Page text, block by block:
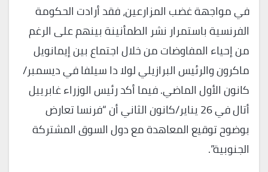
في مواجهة غضب المزارعين، فقد أرادت الحكومة
الفرنسية باستمرار نشر الطمأنينة بينهم على الرغم
من إحياء المفاوضات من خلال اجتماع بين إيمانويل
ماكرون والرئيس البرازيلي لولا دا سيلفا في ديسمبر/
كانون الأول الماضي. فيما أكد رئيس الوزراء غابرييل
أتال في 26 يناير/كانون الثاني أن “فرنسا تعارض
بوضوح توقيع المعاهدة مع دول السوق المشتركة
الجنوبية”.